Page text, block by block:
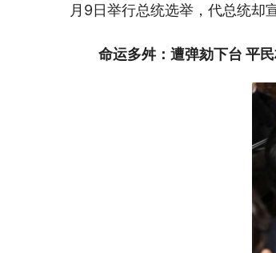
月9日举行总统选举，代总统却
命运多舛：遭弹劾下台 平